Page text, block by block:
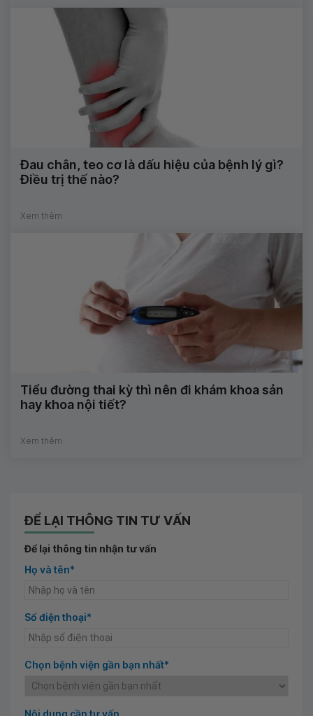
Đau chân, teo cơ là dấu hiệu của bệnh lý gì?
Điều trị thế nào?
Xem thêm
Tiểu đường thai kỳ thì nên đi khám khoa sản
hay khoa nội tiết?
Xem thêm
ĐỂ LẠI THÔNG TIN TƯ VẤN
Để lại thông tin nhận tư vấn
Họ và tên*
Số điện thoại*
Chọn bệnh viện gần bạn nhất*